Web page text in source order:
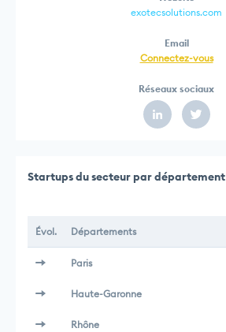
exotecsolutions.com
Email
Connectez-vous
Réseaux sociaux
Startups du secteur par département
Évol. Départements
Paris
Haute-Garonne
Rhône